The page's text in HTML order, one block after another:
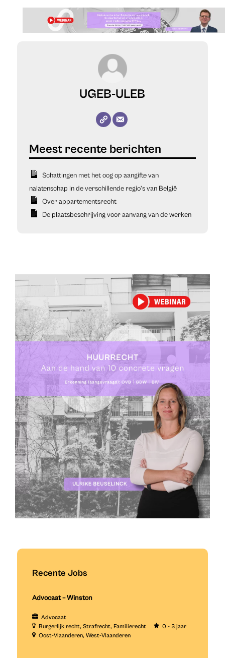
UGEB-ULEB
Schattingen met het oog op aangifte van
nalatenschap in de verschillende regio’s van België
Over appartementsrecht
De plaatsbeschrijving voor aanvang van de werken
Recente Jobs
Advocaat – Winston
Advocaat
Burgerlijk recht Strafrecht Familierecht
0 - 3 jaar
Oost-Vlaanderen West-Vlaanderen